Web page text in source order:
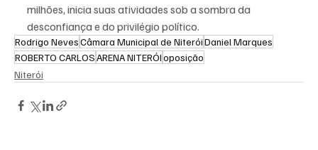
milhões, inicia suas atividades sob a sombra da
desconfiança e do privilégio político.
Rodrigo NevesCâmara Municipal de NiteróiDaniel Marques
ROBERTO CARLOSARENA NITERÓIoposição
Niterói